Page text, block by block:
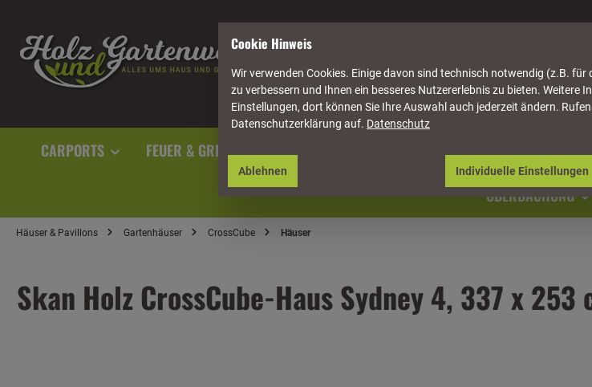
CARPORTS FEUER & GRILL GARTENAUSSTATTUNG HÄUSER & PAVILLONS
ÜBERDACHUNG
Häuser & Pavillons Gartenhäuser CrossCube Häuser
Skan Holz CrossCube-Haus Sydney 4, 337 x
Cookie Hinweis
Wir verwenden Cookies. Einige davon sind technisch notwendig (z.B.
zu verbessern und Ihnen ein besseres Nutzererlebnis zu bieten. Weitere
Einstellungen, dort können Sie Ihre Auswahl auch jederzeit ändern.
Datenschutzerklärung auf. Datenschutz
Individuelle Einstellungen
Ablehnen